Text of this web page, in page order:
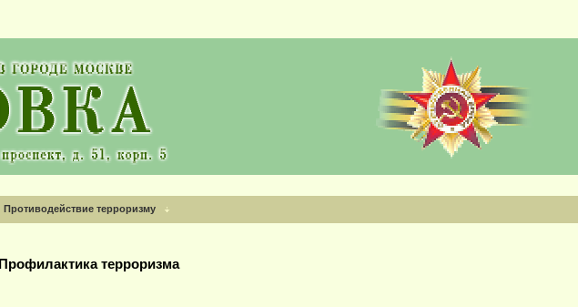
Противодействие терроризму
Профилактика терроризма